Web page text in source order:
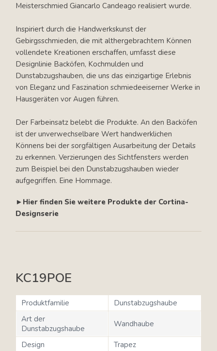
Meisterschmied Giancarlo Candeago realisiert wurde.
Inspiriert durch die Handwerkskunst der
Gebirgsschmieden, die mit althergebrachtem Können
vollendete Kreationen erschaffen, umfasst diese
Designlinie Backöfen, Kochmulden und
Dunstabzugshauben, die uns das einzigartige Erlebnis
von Eleganz und Faszination schmiedeeiserner Werke in
Hausgeräten vor Augen führen.
Der Farbeinsatz belebt die Produkte. An den Backöfen
ist der unverwechselbare Wert handwerklichen
Könnens bei der sorgfältigen Ausarbeitung der Details
zu erkennen. Verzierungen des Sichtfensters werden
zum Beispiel bei den Dunstabzugshauben wieder
aufgegriffen. Eine Hommage.
►Hier finden Sie weitere Produkte der Cortina-
Designserie
KC19POE
Produktfamilie
Dunstabzugshaube
Art der
Dunstabzugshaube
Wandhaube
Design Trapez